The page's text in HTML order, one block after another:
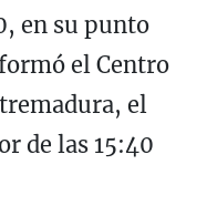
en su punto
el Centro
el
de las 15:40